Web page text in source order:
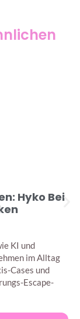
Hyko Bei
KI und
im Alltag
Cases und
Escape-